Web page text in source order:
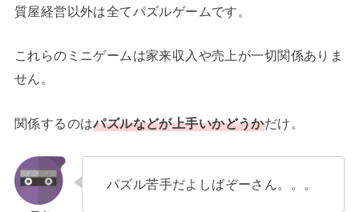
質屋経営以外は全てパズルゲームです。
これらのミニゲームは家来収入や売上が一切関係ありま
せん。
関係するのはパズルなどが上手いかどうかだけ。
パズル苦手だよしばぞーさん。。。